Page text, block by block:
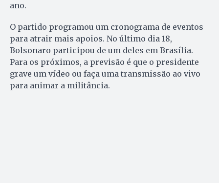
ano.
O partido programou um cronograma de eventos
para atrair mais apoios. No último dia 18,
Bolsonaro participou de um deles em Brasília.
Para os próximos, a previsão é que o presidente
grave um vídeo ou faça uma transmissão ao vivo
para animar a militância.